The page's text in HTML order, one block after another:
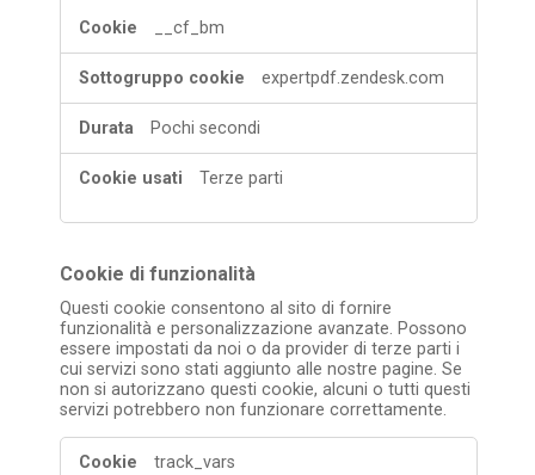
__cf_bm
expertpdf.zendesk.com
Pochi secondi
Terze parti
Cookie di funzionalità
Questi cookie consentono al sito di fornire
funzionalità e personalizzazione avanzate. Possono
essere impostati da noi o da provider di terze parti i
cui servizi sono stati aggiunto alle nostre pagine. Se
non si autorizzano questi cookie, alcuni o tutti questi
servizi potrebbero non funzionare correttamente.
track_vars